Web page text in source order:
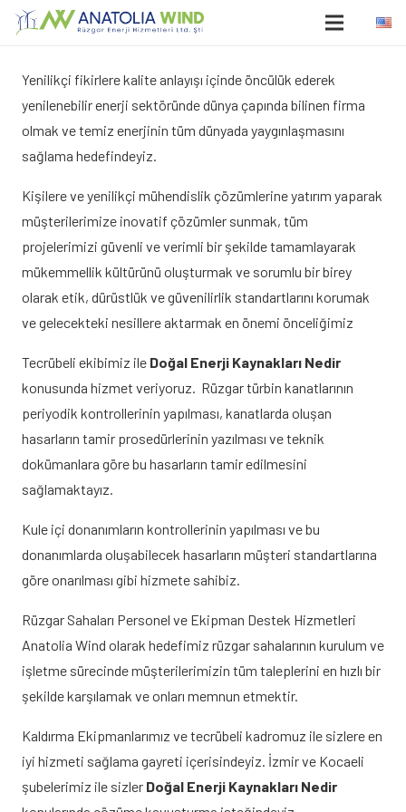
Yenilikçi fikirlere kalite anlayışı içinde öncülük ederek
yenilenebilir enerji sektöründe dünya çapında bilinen firma
olmak ve temiz enerjinin tüm dünyada yaygınlaşmasını
sağlama hedefindeyiz.
Kişilere ve yenilikçi mühendislik çözümlerine yatırım yaparak
müşterilerimize inovatif çözümler sunmak, tüm
projelerimizi güvenli ve verimli bir şekilde tamamlayarak
mükemmellik kültürünü oluşturmak ve sorumlu bir birey
olarak etik, dürüstlük ve güvenilirlik standartlarını korumak
ve gelecekteki nesillere aktarmak en önemi önceliğimiz
Tecrübeli ekibimiz ile Doğal Enerji Kaynakları Nedir
konusunda hizmet veriyoruz. Rüzgar türbin kanatlarının
periyodik kontrollerinin yapılması, kanatlarda oluşan
hasarların tamir prosedürlerinin yazılması ve teknik
dokümanlara göre bu hasarların tamir edilmesini
sağlamaktayız.
Kule içi donanımların kontrollerinin yapılması ve bu
donanımlarda oluşabilecek hasarların müşteri standartlarına
göre onarılması gibi hizmete sahibiz.
Rüzgar Sahaları Personel ve Ekipman Destek Hizmetleri
Anatolia Wind olarak hedefimiz rüzgar sahalarının kurulum ve
işletme sürecinde müşterilerimizin tüm taleplerini en hızlı bir
şekilde karşılamak ve onları memnun etmektir.
Kaldırma Ekipmanlarımız ve tecrübeli kadromuz ile sizlere en
iyi hizmeti sağlama gayreti içerisindeyiz. İzmir ve Kocaeli
şubelerimiz ile sizler Doğal Enerji Kaynakları Nedir